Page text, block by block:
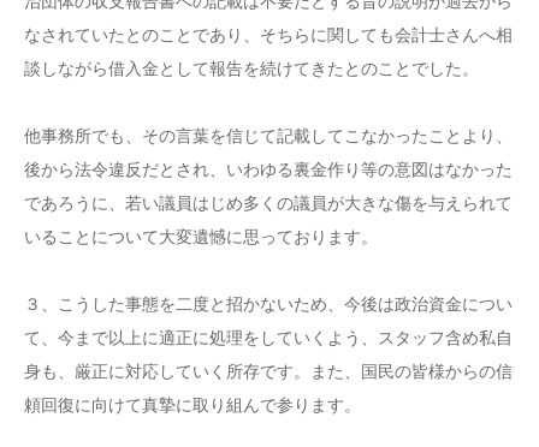
なされていたとのことであり、そちらに関しても会計士さんへ相
談しながら借入金として報告を続けてきたとのことでした。
他事務所でも、その言葉を信じて記載してこなかったことより、
後から法令違反だとされ、いわゆる裏金作り等の意図はなかった
であろうに、若い議員はじめ多くの議員が大きな傷を与えられて
いることについて大変遺憾に思っております。
３、こうした事態を二度と招かないため、今後は政治資金につい
て、今まで以上に適正に処理をしていくよう、スタッフ含め私自
身も、厳正に対応していく所存です。また、国民の皆様からの信
頼回復に向けて真摯に取り組んで参ります。